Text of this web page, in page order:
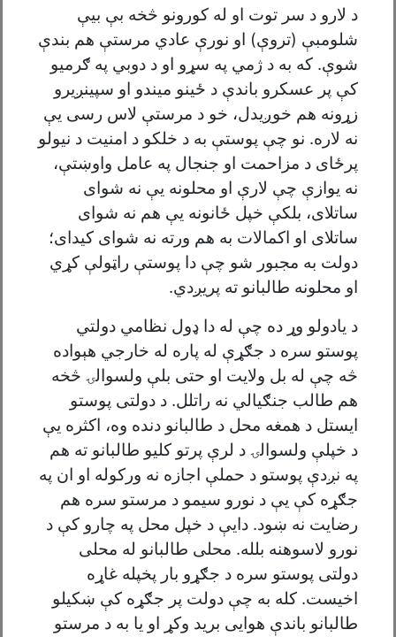
د لارو د سر توت او له کورونو څخه بې بيې
شلومبې (تروې) او نورې عادي مرستې هم بندې
شوې. که به د ژمي په سړو او د دوبي په ګرميو
کې پر عسکرو باندې د ځينو ميندو او سپينږیرو
زړونه هم خوږيدل، خو د مرستې لاس رسى يې
نه لاره. نو چې پوستې به د خلکو د امنيت د نيولو
پرځاى د مزاحمت او جنجال په عامل واوښتې،
نه يوازې چې لارې او محلونه يې نه شواى
ساتلاى، بلکې خپل ځانونه يې هم نه شواى
ساتلاى او اکمالات به هم ورته نه شواى کيداى؛
دولت به مجبور شو چې دا پوستې راټولې کړي
او محلونه طالبانو ته پريږدي.
د یادولو وړ ده چې له دا ډول نظامي دولتي
پوستو سره د جګړې له پاره له خارجي هېواده
څه چې له بل ولایت او حتی بلې ولسوالۍ څخه
هم طالب جنګیالي نه راتلل. د دولتی پوستو
ایستل د همغه محل د طالبانو دنده وه، اکثره یې
د خپلې ولسوالۍ د لرې پرتو کلیو طالبانو ته هم
په نږدې پوستو د حملې اجازه نه ورکوله او ان په
جګړه کې يې د نورو سیمو د مرستو سره هم
رضایت نه ښود. دایې د خپل محل په چارو کې د
نورو لاسوهنه بلله. محلی طالبانو له محلی
دولتی پوستو سره د جګړو بار پخپله غاړه
اخیست. کله به چې دولت پر جګړه کې ښکیلو
طالبانو باندې هوایی برید وکړ او یا به د مرستو